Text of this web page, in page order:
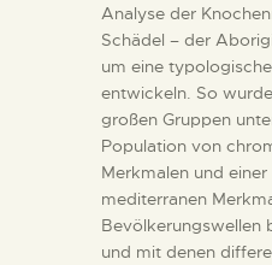
Analyse der
Schädel – der
um eine
entwickeln. So
großen Gruppen
Population von
Merkmalen und
mediterranen
Bevölkerungswellen
und mit denen